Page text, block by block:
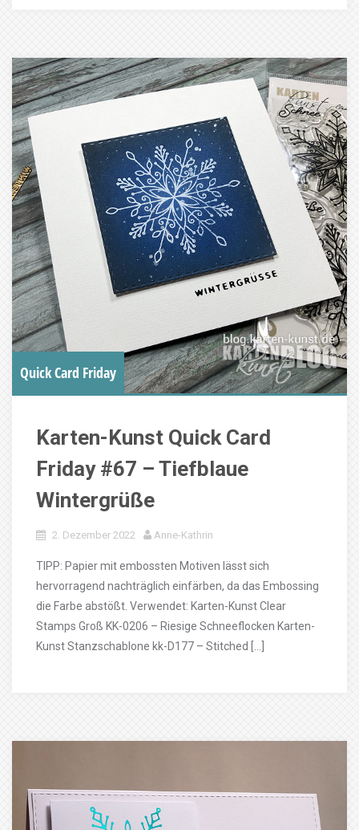
Quick Card Friday
Karten-Kunst Quick Card
Friday #67 – Tiefblaue
Wintergrüße
2. Dezember 2022 Anne-Kathrin
TIPP: Papier mit embossten Motiven lässt sich
hervorragend nachträglich einfärben, da das Embossing
die Farbe abstößt. Verwendet: Karten-Kunst Clear
Stamps Groß KK-0206 – Riesige Schneeflocken Karten-
Kunst Stanzschablone kk-D177 – Stitched […]